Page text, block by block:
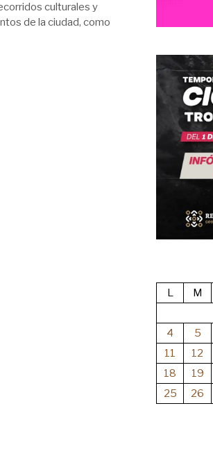
culturales y
de la ciudad, como
L
M
4
5
11
12
18
19
25
26